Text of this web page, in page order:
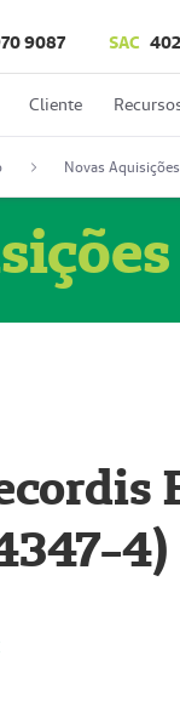
9087 SAC
Cliente
Novas Aquisições
4)